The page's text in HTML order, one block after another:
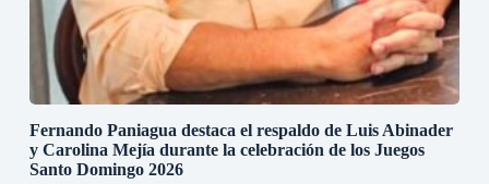
Fernando Paniagua destaca el respaldo de Luis Abinader
y Carolina Mejía durante la celebración de los Juegos
Santo Domingo 2026